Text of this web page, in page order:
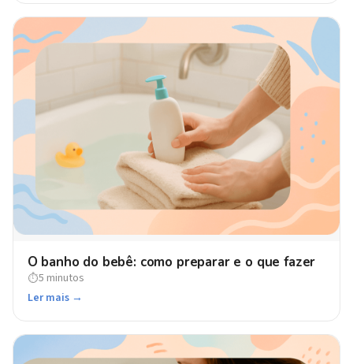
O banho do bebê: como preparar e o que fazer
⏱5 minutos
Ler mais →